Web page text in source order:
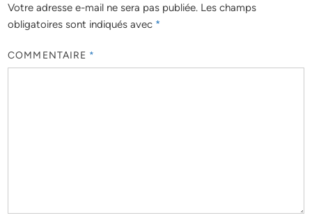
Votre adresse e-mail ne sera pas publiée. Les champs
obligatoires sont indiqués avec *
COMMENTAIRE *